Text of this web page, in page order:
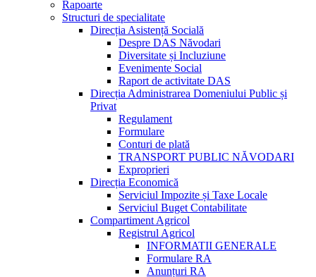
Rapoarte
Structuri de specialitate
Direcția Asistență Socială
Despre DAS Năvodari
Diversitate și Incluziune
Evenimente Social
Raport de activitate DAS
Direcția Administrarea Domeniului Public și
Privat
Regulament
Formulare
Conturi de plată
TRANSPORT PUBLIC NĂVODARI
Exproprieri
Direcția Economică
Serviciul Impozite și Taxe Locale
Serviciul Buget Contabilitate
Compartiment Agricol
Registrul Agricol
INFORMATII GENERALE
Formulare RA
Anunțuri RA